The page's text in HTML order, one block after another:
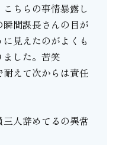
ちらの事情暴露し
間課長さんの目が
見えたのがよくも
した。苦笑
えて次からは責任
人辞めてるの異常